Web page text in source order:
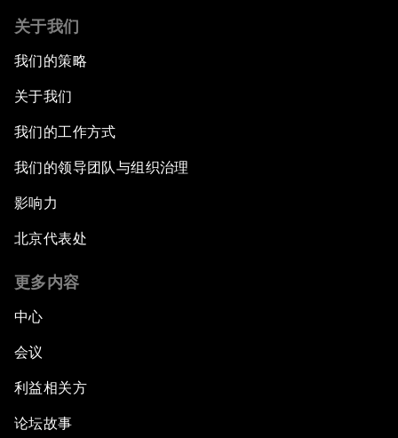
关于我们
我们的策略
关于我们
我们的工作方式
我们的领导团队与组织治理
影响力
北京代表处
更多内容
中心
会议
利益相关方
论坛故事